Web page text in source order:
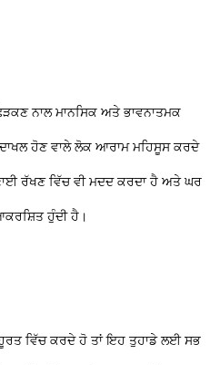
ਨਾਲ ਮਾਨਸਿਕ ਅਤੇ ਭਾਵਨਾਤਮਕ
ਦਾਖਲ ਹੋਣ ਵਾਲੇ ਲੋਕ ਆਰਾਮ ਮਹਿਸੂਸ ਕਰਦੇ
ਰੱਖਣ ਵਿੱਚ ਵੀ ਮਦਦ ਕਰਦਾ ਹੈ ਅਤੇ ਘਰ
ਹੁੰਦੀ ਹੈ।
ਵਿੱਚ ਕਰਦੇ ਹੋ ਤਾਂ ਇਹ ਤੁਹਾਡੇ ਲਈ ਸਭ